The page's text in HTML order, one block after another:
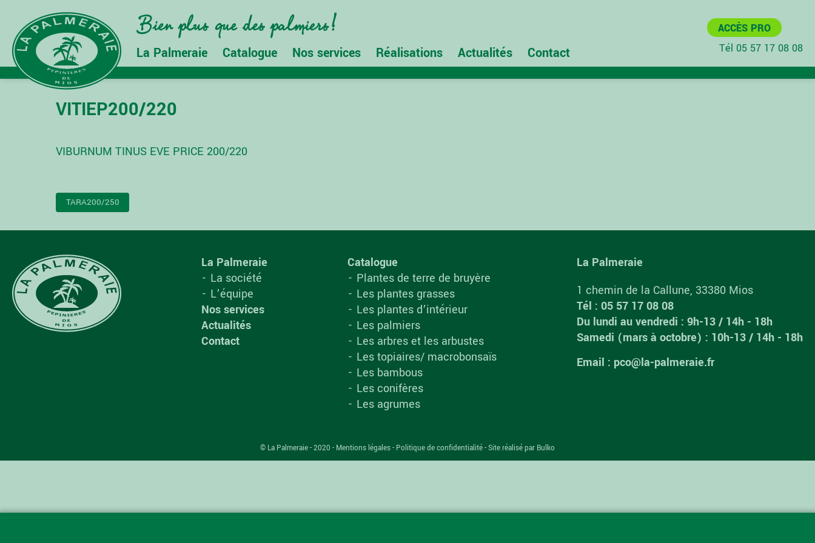
La Palmeraie Catalogue Nos services Réalisations Actualités Contact
ACCÈS PRO
Tél 05 57 17 08 08
VITIEP200/220
VIBURNUM TINUS EVE PRICE 200/220
NAVIGATION
TARA200/250
La Palmeraie
La société
L’équipe
Nos services
Actualités
Contact
Catalogue
Plantes de terre de bruyère
Les plantes grasses
Les plantes d’intérieur
Les palmiers
Les arbres et les arbustes
Les topiaires/ macrobonsaïs
Les bambous
Les conifères
Les agrumes
La Palmeraie
1 chemin de la Callune, 33380 Mios
Tél : 05 57 17 08 08
Du lundi au vendredi : 9h-13 / 14h - 18h
Samedi (mars à octobre) : 10h-13 / 14h - 18h
Email : pco@la-palmeraie.fr
© La Palmeraie - 2020 - Mentions légales- Politique de confidentialité-Site réalisé par Bulko